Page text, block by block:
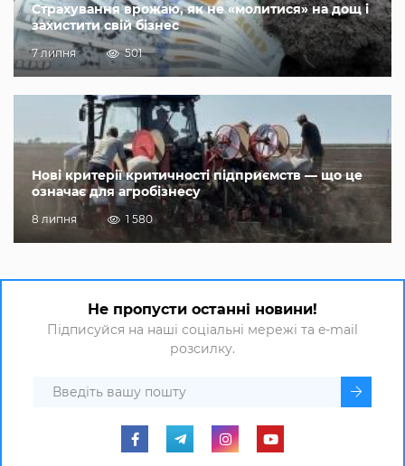
Страхування врожаю, як не «молитися» на дощ і
захистити свій бізнес
7 липня 501
Нові критерії критичності підприємств — що це
означає для агробізнесу
8 липня 1 580
Не пропусти останні новини!
Підписуйся на наші соціальні мережі та e-mail
розсилку.